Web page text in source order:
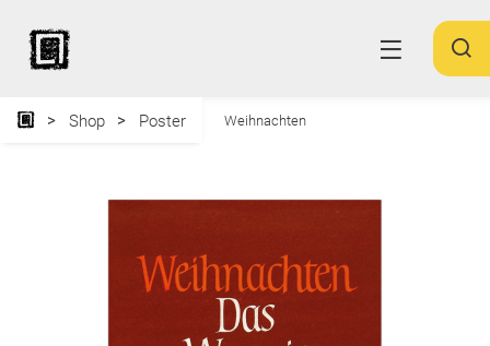
Shop Poster Weihnachten